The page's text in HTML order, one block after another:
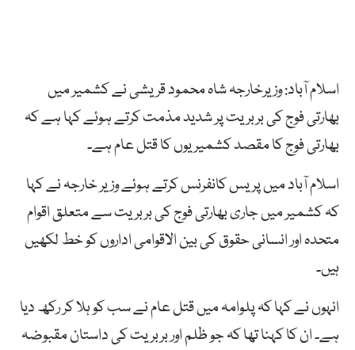
اسلام آباد: وزیرخارجہ شاہ محمود قریشی نے کشمیر میں
بھارتی فوج کی بربریت پر شدید مذمت کرتے ہوئے کہا ہے کہ
بھارتیفوجکامقصدکشمیریوںکاقتلعامہے۔
اسلام آباد میں پریس کانفرنس کرتے ہوئے وزیر خارجہ نے کہا
کہ کشمیر میں جاری بھارتی فوج کی بربریت سے متعلق اقوام
متحدہ اور انسانی حقوق کی بین الاقوامی اداروں کو خط لکھیں
ہیں۔
انہوں نے کہا کہ پلوامہ میں قتل عام نے سب کو ہلا کر رکھ دیا
ہے۔ ان کا کہنا تھا کہ جو ظلم اور بربریت کی داستان مقبوضہ